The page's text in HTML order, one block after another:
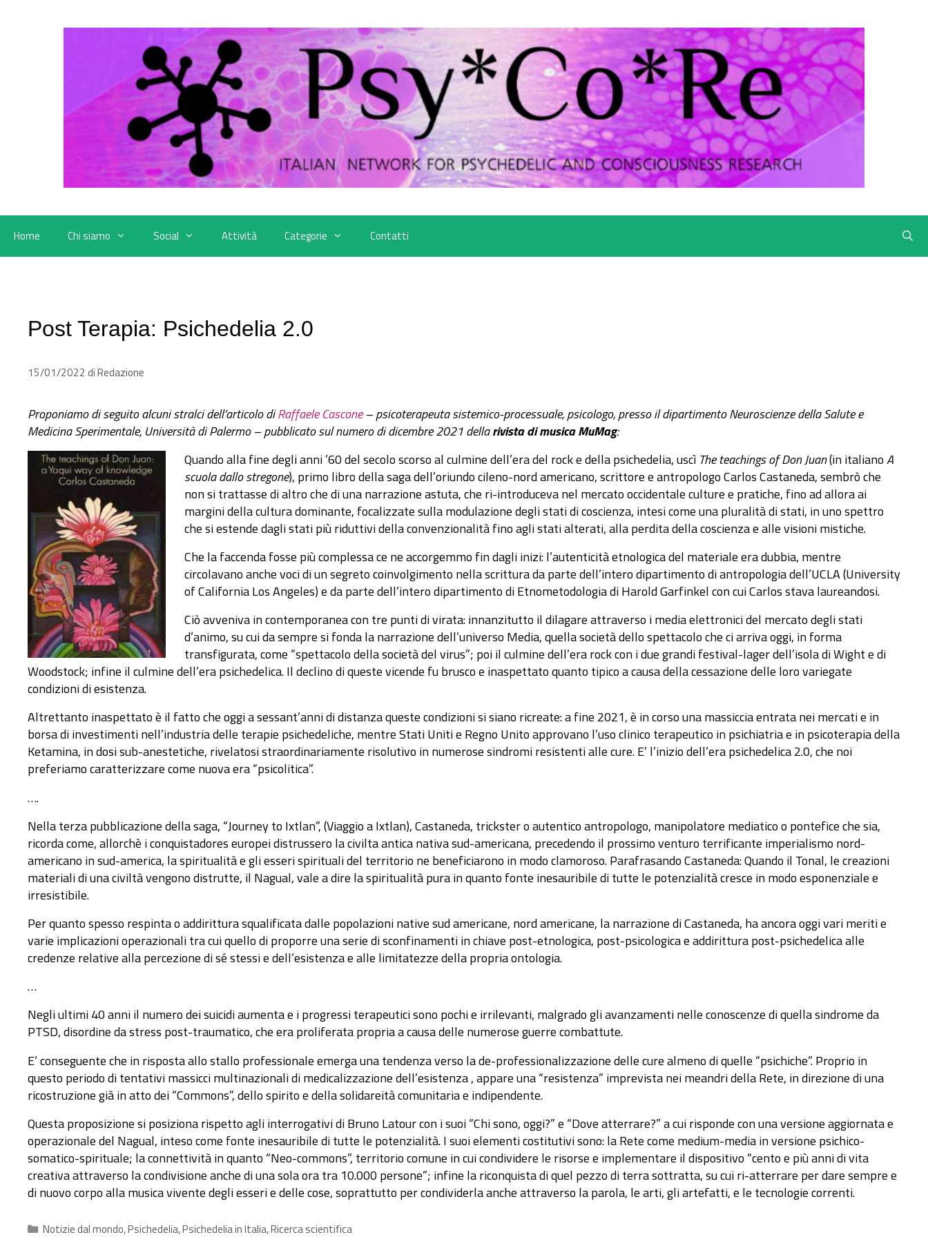
Home Chi siamo Social Attività Categorie Contatti
Post Terapia: Psichedelia 2.0
15/01/2022 diRedazione
Proponiamo di seguito alcuni stralci dell’articolo diRaffaele Cascone– psicoterapeuta sistemico-processuale, psicologo, presso il dipartimento Neuroscienze della Salute e
Medicina Sperimentale, Università di Palermo – pubblicato sul numero di dicembre 2021 dellarivista di musica MuMag:
Quando alla fine degli anni ’60 del secolo scorso al culmine dell’era del rock e della psichedelia, uscì The teachings of Don Juan(in italianoA
scuola dallo stregone), primo libro della saga dell’oriundo cileno-nord americano, scrittore e antropologo Carlos Castaneda, sembrò che
non si trattasse di altro che di una narrazione astuta, che ri-introduceva nel mercato occidentale culture e pratiche, fino ad allora ai
margini della cultura dominante, focalizzate sulla modulazione degli stati di coscienza, intesi come una pluralità di stati, in uno spettro
che si estende dagli stati più riduttivi della convenzionalità fino agli stati alterati, alla perdita della coscienza e alle visioni mistiche.
Che la faccenda fosse più complessa ce ne accorgemmo fin dagli inizi: l’autenticità etnologica del materiale era dubbia, mentre
circolavano anche voci di un segreto coinvolgimento nella scrittura da parte dell’intero dipartimento di antropologia dell’UCLA (University
of California Los Angeles) e da parte dell’intero dipartimento di Etnometodologia di Harold Garfinkel con cui Carlos stava laureandosi.
Ciò avveniva in contemporanea con tre punti di virata: innanzitutto il dilagare attraverso i media elettronici del mercato degli stati
d’animo, su cui da sempre si fonda la narrazione dell’universo Media, quella società dello spettacolo che ci arriva oggi, in forma
transfigurata, come “spettacolo della società del virus”; poi il culmine dell’era rock con i due grandi festival-lager dell’isola di Wight e di
Woodstock; infine il culmine dell’era psichedelica. Il declino di queste vicende fu brusco e inaspettato quanto tipico a causa della cessazione delle loro variegate
condizioni di esistenza.
Altrettanto inaspettato è il fatto che oggi a sessant’anni di distanza queste condizioni si siano ricreate: a fine 2021, è in corso una massiccia entrata nei mercati e in
borsa di investimenti nell’industria delle terapie psichedeliche, mentre Stati Uniti e Regno Unito approvano l’uso clinico terapeutico in psichiatria e in psicoterapia della
Ketamina, in dosi sub-anestetiche, rivelatosi straordinariamente risolutivo in numerose sindromi resistenti alle cure. E’ l’inizio dell’era psichedelica 2.0, che noi
preferiamo caratterizzare come nuova era “psicolitica”.
….
Nella terza pubblicazione della saga, “Journey to Ixtlan”, (Viaggio a Ixtlan), Castaneda, trickster o autentico antropologo, manipolatore mediatico o pontefice che sia,
ricorda come, allorchè i conquistadores europei distrussero la civilta antica nativa sud-americana, precedendo il prossimo venturo terrificante imperialismo nord-
americano in sud-america, la spiritualità e gli esseri spirituali del territorio ne beneficiarono in modo clamoroso. Parafrasando Castaneda: Quando il Tonal, le creazioni
materiali di una civiltà vengono distrutte, il Nagual, vale a dire la spiritualità pura in quanto fonte inesauribile di tutte le potenzialità cresce in modo esponenziale e
irresistibile.
Per quanto spesso respinta o addirittura squalificata dalle popolazioni native sud americane, nord americane, la narrazione di Castaneda, ha ancora oggi vari meriti e
varie implicazioni operazionali tra cui quello di proporre una serie di sconfinamenti in chiave post-etnologica, post-psicologica e addirittura post-psichedelica alle
credenze relative alla percezione di sé stessi e dell’esistenza e alle limitatezze della propria ontologia.
…
Negli ultimi 40 anni il numero dei suicidi aumenta e i progressi terapeutici sono pochi e irrilevanti, malgrado gli avanzamenti nelle conoscenze di quella sindrome da
PTSD, disordine da stress post-traumatico, che era proliferata propria a causa delle numerose guerre combattute.
E’ conseguente che in risposta allo stallo professionale emerga una tendenza verso la de-professionalizzazione delle cure almeno di quelle “psichiche”. Proprio in
questo periodo di tentativi massicci multinazionali di medicalizzazione dell’esistenza , appare una “resistenza” imprevista nei meandri della Rete, in direzione di una
ricostruzione già in atto dei “Commons”, dello spirito e della solidareità comunitaria e indipendente.
Questa proposizione si posiziona rispetto agli interrogativi di Bruno Latour con i suoi “Chi sono, oggi?” e “Dove atterrare?” a cui risponde con una versione aggiornata e
operazionale del Nagual, inteso come fonte inesauribile di tutte le potenzialità. I suoi elementi costitutivi sono: la Rete come medium-media in versione psichico-
somatico-spirituale; la connettività in quanto “Neo-commons”, territorio comune in cui condividere le risorse e implementare il dispositivo “cento e più anni di vita
creativa attraverso la condivisione anche di una sola ora tra 10.000 persone”; infine la riconquista di quel pezzo di terra sottratta, su cui ri-atterrare per dare sempre e
di nuovo corpo alla musica vivente degli esseri e delle cose, soprattutto per condividerla anche attraverso la parola, le arti, gli artefatti, e le tecnologie correnti.
Categorie
Notizie dal mondo,Psichedelia,Psichedelia in Italia,Ricerca scientifica